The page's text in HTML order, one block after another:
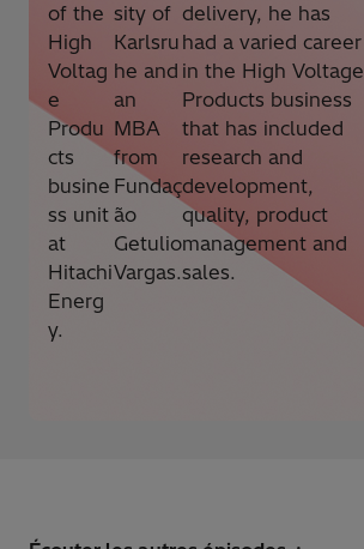
of the
High
Voltag
e
Produ
cts
busine
ss unit
at
Hitachi
Energ
y.
sity of
Karlsru
he and
an
MBA
from
Fundaç
ão
Getulio
Vargas.
delivery, he has
had a varied career
in the High Voltage
Products business
that has included
research and
development,
quality, product
management and
sales.